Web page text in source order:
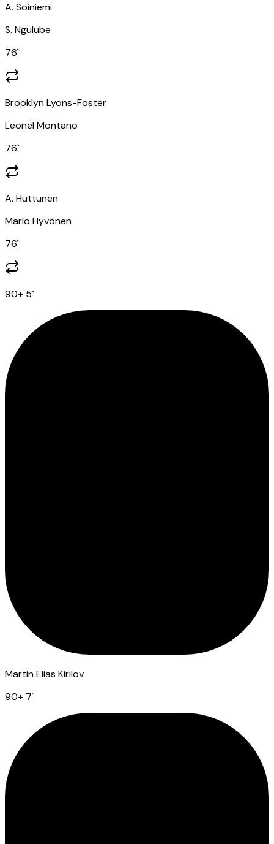
A. Soiniemi
S. Ngulube
76`
Brooklyn Lyons-Foster
Leonel Montano
76`
A. Huttunen
Marlo Hyvönen
76`
90+ 5`
Martin Elias Kirilov
90+ 7`